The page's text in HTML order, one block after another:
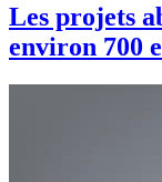
Les projets
environ 700